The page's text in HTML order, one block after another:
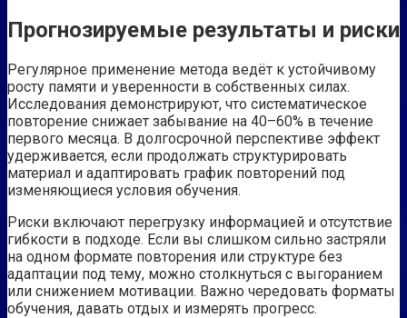
Прогнозируемые результаты и риски
Регулярное применение метода ведёт к устойчивому
росту памяти и уверенности в собственных силах.
Исследования демонстрируют, что систематическое
повторение снижает забывание на 40–60% в течение
первого месяца. В долгосрочной перспективе эффект
удерживается, если продолжать структурировать
материал и адаптировать график повторений под
изменяющиеся условия обучения.
Риски включают перегрузку информацией и отсутствие
гибкости в подходе. Если вы слишком сильно застряли
на одном формате повторения или структуре без
адаптации под тему, можно столкнуться с выгоранием
или снижением мотивации. Важно чередовать форматы
обучения, давать отдых и измерять прогресс.